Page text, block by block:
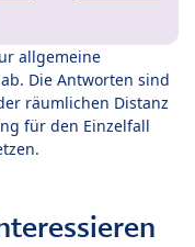
allgemeine
Die Antworten sind
räumlichen Distanz
für den Einzelfall